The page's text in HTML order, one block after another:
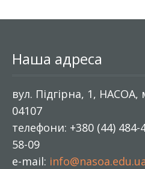
Наша адреса
вул. Підгірна, 1, НАСОА,
04107
телефони: +380 (44) 484-
58-09
e-mail: